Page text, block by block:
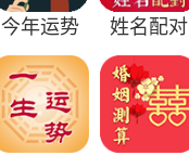
今年运势 姓名配对